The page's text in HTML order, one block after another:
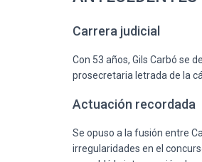
Carrera judicial
Con 53 años, Gils Carbó se
prosecretaria letrada de la
Actuación recordada
Se opuso a la fusión entre
irregularidades en el